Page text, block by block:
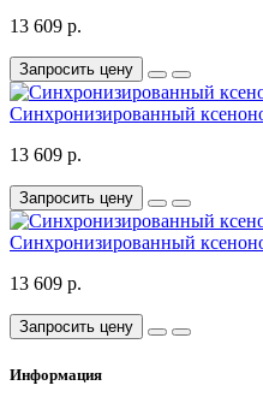
13 609 р.
Запросить цену
Синхронизированный
13 609 р.
Запросить цену
Синхронизированный
13 609 р.
Запросить цену
Информация